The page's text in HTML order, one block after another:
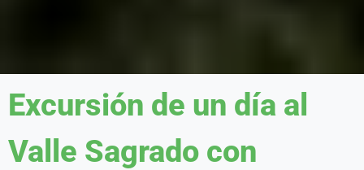
Excursión de un día al
Valle Sagrado con